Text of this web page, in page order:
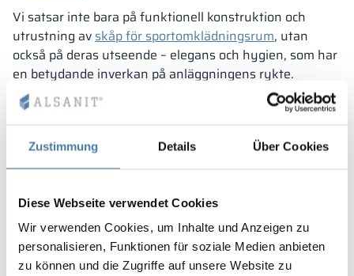
Zustimmung Details Über Cookies
Diese Webseite verwendet Cookies
Wir verwenden Cookies, um Inhalte und Anzeigen zu
personalisieren, Funktionen für soziale Medien anbieten
zu können und die Zugriffe auf unsere Website zu
Vi satsar inte bara på funktionell konstruktion och
utrustning avskåp för sportomklädningsrum, utan
också på deras utseende – elegans och hygien, som har
en betydande inverkan på anläggningens rykte.
Fabryka Formy är ett nätverk av klubbar som
uppmuntrar användare till en hälsosam livsstil: ”På
själ, därför uppmuntrar vi till en hälsosam livsstil för
både barn, vuxna och seniorer.” Ur vårt perspektiv –
ta hand om sin form i klubben under mycket bekväma
förhållanden.
Projektets egenskaper: